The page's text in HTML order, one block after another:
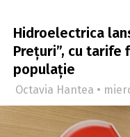
Hidroelectrica
Prețuri”, cu tarife
populație
Octavia Hantea •